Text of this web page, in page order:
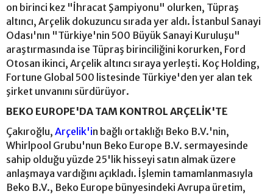
on birinci kez "İhracat Şampiyonu" olurken, Tüpraş
altıncı, Arçelik dokuzuncu sırada yer aldı. İstanbul Sanayi
Odası'nın "Türkiye'nin 500 Büyük Sanayi Kuruluşu"
araştırmasında ise Tüpraş birinciliğini korurken, Ford
Otosan ikinci, Arçelik altıncı sıraya yerleşti. Koç Holding,
Fortune Global 500 listesinde Türkiye'den yer alan tek
şirket unvanını sürdürüyor.
BEKO EUROPE'DA TAM KONTROL ARÇELİK'TE
Çakıroğlu, Arçelik'in bağlı ortaklığı Beko B.V.'nin,
Whirlpool Grubu'nun Beko Europe B.V. sermayesinde
sahip olduğu yüzde 25'lik hisseyi satın almak üzere
anlaşmaya vardığını açıkladı. İşlemin tamamlanmasıyla
Beko B.V., Beko Europe bünyesindeki Avrupa üretim,